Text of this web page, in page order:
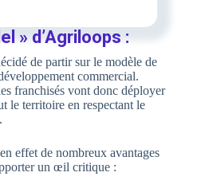
» d’Agriloops :
de partir sur le modèle de
commercial.
franchisés vont donc déployer
le territoire en respectant le
effet de nombreux avantages
un œil critique :